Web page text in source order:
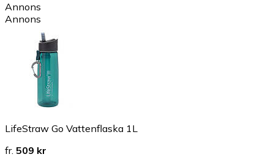
Annons
Annons
LifeStraw Go Vattenflaska 1L
fr. 509 kr